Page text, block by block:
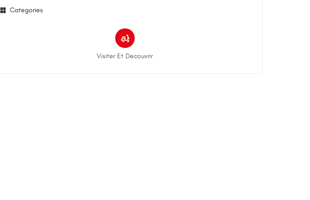
Categories
Visiter Et Decouvrir